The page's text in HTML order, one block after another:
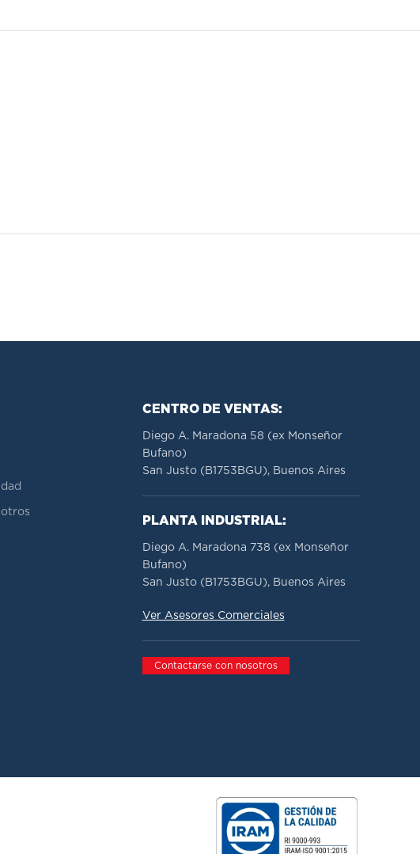
CENTRO DE VENTAS:
Diego A. Maradona 58 (ex Monseñor
Bufano)
San Justo (B1753BGU), Buenos Aires
PLANTA INDUSTRIAL:
Diego A. Maradona 738 (ex Monseñor
Bufano)
San Justo (B1753BGU), Buenos Aires
Ver Asesores Comerciales
Contactarse con nosotros